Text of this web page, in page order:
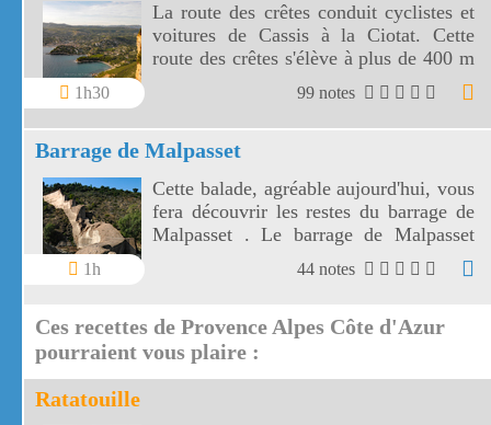
1h30
La route des crêtes conduit cyclistes et
voitures de Cassis à la Ciotat. Cette
route des crêtes s'élève à plus de 400 m
et surplombe la mer au travers plusieurs
99 notes
Barrage de Malpasset
1h
Cette balade, agréable aujourd'hui, vous
fera découvrir les restes du barrage de
Malpasset . Le barrage de Malpasset
dont la catastrophe a été vécue par la
France entière, est situé dans la vallée
44 notes
Ces recettes de Provence Alpes Côte d'Azur
pourraient vous plaire :
Ratatouille